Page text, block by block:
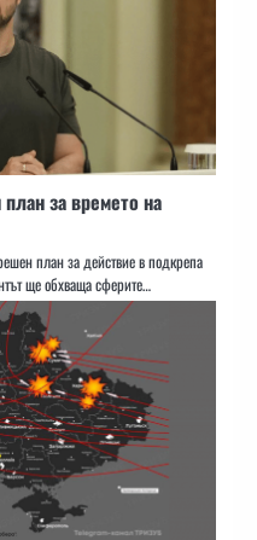
за времето на
план за действие в подкрепа
ще обхваща сферите…